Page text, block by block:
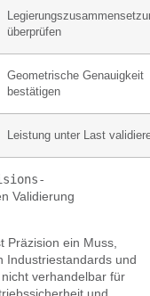
überprüfen
Geometrische Genauigkeit
bestätigen
Leistung unter Last
Validierung
Präzision ein Muss,
Industriestandards und
verhandelbar für